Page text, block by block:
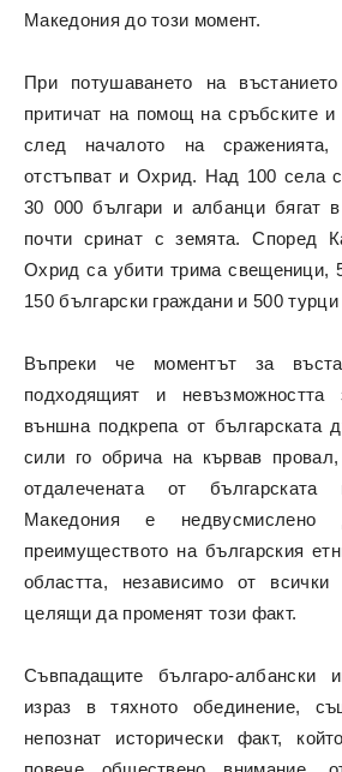
Македония до този момент.
При потушаването на
притичат на помощ на сръбските
след началото на сраженията,
отстъпват и Охрид. Над 100 села
30 000 българи и албанци бягат
почти сринат с земята. Според
Охрид са убити трима свещеници,
150 български граждани и 500
Въпреки че моментът за
подходящият и
външна подкрепа от българската
сили го обрича на кървав
отдалечената от
Македония е недвусмислено
преимуществото на българския
областта, независимо от всички
целящи да променят този факт.
Съвпадащите българо-албански
израз в тяхното обединение,
непознат исторически факт,